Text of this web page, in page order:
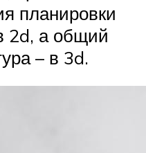
планировки
2d, а общий
– в 3d.